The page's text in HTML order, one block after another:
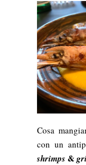
Cosa
con un
shrimps &